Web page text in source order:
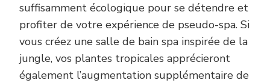
suffisamment écologique pour se détendre et
profiter de votre expérience de pseudo-spa. Si
vous créez une salle de bain spa inspirée de la
jungle, vos plantes tropicales apprécieront
également l’augmentation supplémentaire de